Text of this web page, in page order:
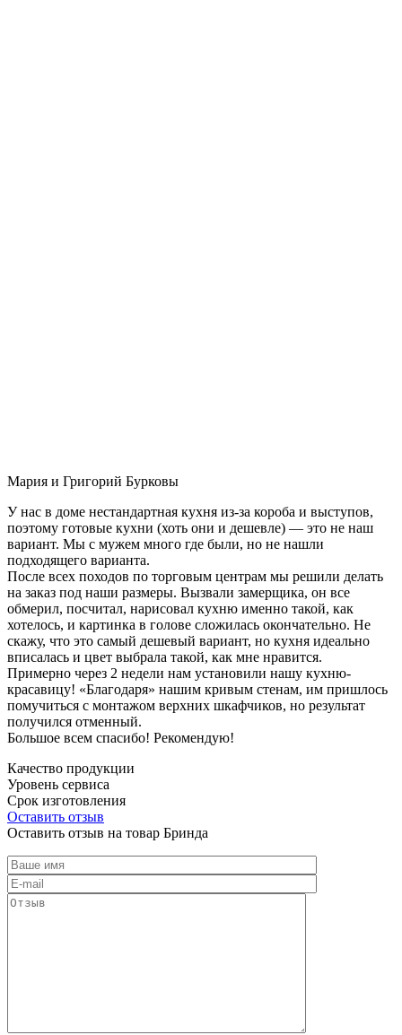
Мария и Григорий Бурковы
У нас в доме нестандартная кухня из-за короба и выступов,
поэтому готовые кухни (хоть они и дешевле) — это не наш
вариант. Мы с мужем много где были, но не нашли
подходящего варианта.
После всех походов по торговым центрам мы решили делать
на заказ под наши размеры. Вызвали замерщика, он все
обмерил, посчитал, нарисовал кухню именно такой, как
хотелось, и картинка в голове сложилась окончательно. Не
скажу, что это самый дешевый вариант, но кухня идеально
вписалась и цвет выбрала такой, как мне нравится.
Примерно через 2 недели нам установили нашу кухню-
красавицу! «Благодаря» нашим кривым стенам, им пришлось
помучиться с монтажом верхних шкафчиков, но результат
получился отменный.
Большое всем спасибо! Рекомендую!
Качество продукции
Уровень сервиса
Срок изготовления
Оставить отзыв
Оставить отзыв на товар Бринда